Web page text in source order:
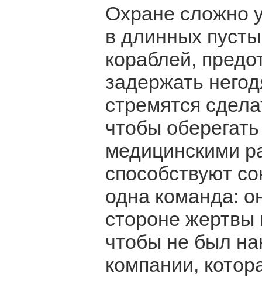
Охране сложно
в длинных
кораблей,
задержать
стремятся
чтобы
медицинскими
способствуют
одна команда:
стороне жертвы
чтобы не был
компании,